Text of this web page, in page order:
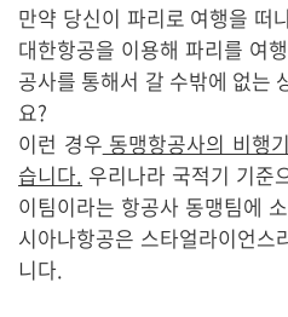
만약 당신이 파리로 여행을 떠
대한항공을 이용해 파리를 여
공사를 통해서 갈 수밖에 없는
요?
이런 경우 동맹항공사의 비행
습니다. 우리나라 국적기 기준
이팀이라는 항공사 동맹팀에
시아나항공은 스타얼라이언스
니다.